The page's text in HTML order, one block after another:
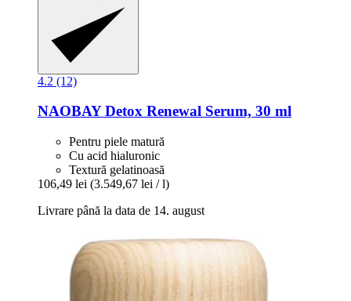
4.2 (12)
NAOBAYDetox Renewal Serum, 30 ml
Pentru piele matură
Cu acid hialuronic
Textură gelatinoasă
106,49 lei (3.549,67 lei / l)
Livrare până la data de 14. august